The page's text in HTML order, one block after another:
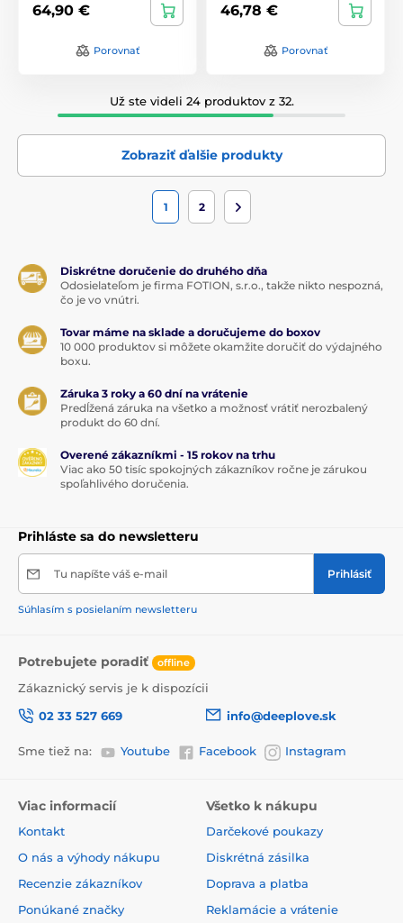
64,90 €
Porovnať
46,78 €
Porovnať
Už ste videli 24 produktov z 32.
Zobraziť ďalšie produkty
1 2
Diskrétne doručenie do druhého dňa
Odosielateľom je firma FOTION, s.r.o., takže nikto nespozná,
čo je vo vnútri.
Tovar máme na sklade a doručujeme do boxov
10 000 produktov si môžete okamžite doručiť do výdajného
boxu.
Záruka 3 roky a 60 dní na vrátenie
Predĺžená záruka na všetko a možnosť vrátiť nerozbalený
produkt do 60 dní.
Overené zákazníkmi - 15 rokov na trhu
Viac ako 50 tisíc spokojných zákazníkov ročne je zárukou
spoľahlivého doručenia.
Prihláste sa do newsletteru
Tu napíšte váš e-mail Prihlásiť
Súhlasím s posielaním newsletteru
Potrebujete poradiť offline
Zákaznický servis je k dispozícii
02 33 527 669
info@deeplove.sk
Sme tiež na: Youtube Facebook Instagram
Viac informacií
Kontakt
O nás a výhody nákupu
Recenzie zákazníkov
Ponúkané značky
Všetko k nákupu
Darčekové poukazy
Diskrétná zásilka
Doprava a platba
Reklamácie a vrátenie